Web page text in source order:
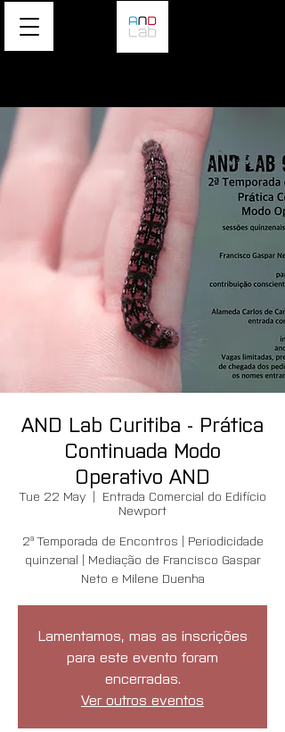
AND Lab Curitiba - Prática
Continuada Modo
Operativo AND
Tue 22 May
  |
Entrada Comercial do Edifício
Newport
2ª Temporada de Encontros | Periodicidade
quinzenal | Mediação de Francisco Gaspar
Neto e Milene Duenha
Lamentamos, mas as inscrições
para este evento foram
encerradas.
Ver outros eventos